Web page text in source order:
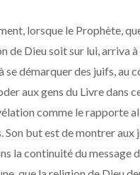
lorsque le Prophète,
de Dieu soit sur lui, arriva
se démarquer des juifs, au
aux gens du Livre dans
comme le rapporte
Son but est de montrer aux
la continuité du message